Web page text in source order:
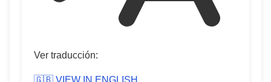
Ver traducción:
🇬🇧 VIEW IN ENGLISH